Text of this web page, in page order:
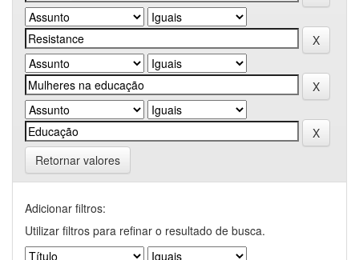
Retornar valores
Adicionar filtros:
Utilizar filtros para refinar o resultado de busca.